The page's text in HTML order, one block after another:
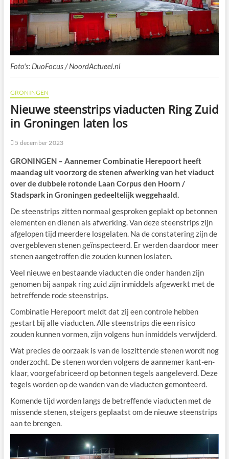
Foto's: DuoFocus / NoordActueel.nl
GRONINGEN
Nieuwe steenstrips viaducten Ring Zuid
in Groningen laten los
5 december 2023
GRONINGEN – Aannemer Combinatie Herepoort heeft
maandag uit voorzorg de stenen afwerking van het viaduct
over de dubbele rotonde Laan Corpus den Hoorn /
Stadspark in Groningen gedeeltelijk weggehaald.
De steenstrips zitten normaal gesproken geplakt op betonnen
elementen en dienen als afwerking. Van deze steenstrips zijn
afgelopen tijd meerdere losgelaten. Na de constatering zijn de
overgebleven stenen geïnspecteerd. Er werden daardoor meer
stenen aangetroffen die zouden kunnen loslaten.
Veel nieuwe en bestaande viaducten die onder handen zijn
genomen bij aanpak ring zuid zijn inmiddels afgewerkt met de
betreffende rode steenstrips.
Combinatie Herepoort meldt dat zij een controle hebben
gestart bij alle viaducten. Alle steenstrips die een risico
zouden kunnen vormen, zijn volgens hun inmiddels verwijderd.
Wat precies de oorzaak is van de loszittende stenen wordt nog
onderzocht. De stenen worden volgens de aannemer kant-en-
klaar, voorgefabriceerd op betonnen tegels aangeleverd. Deze
tegels worden op de wanden van de viaducten gemonteerd.
Komende tijd worden langs de betreffende viaducten met de
missende stenen, steigers geplaatst om de nieuwe steenstrips
aan te brengen.